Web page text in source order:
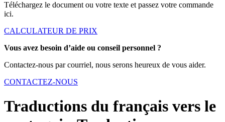
Téléchargez le document ou votre texte et passez votre commande
ici.
CALCULATEUR DE PRIX
Vous avez besoin d’aide ou conseil personnel ?
Contactez-nous par courriel, nous serons heureux de vous aider.
CONTACTEZ-NOUS
Traductions du français vers le